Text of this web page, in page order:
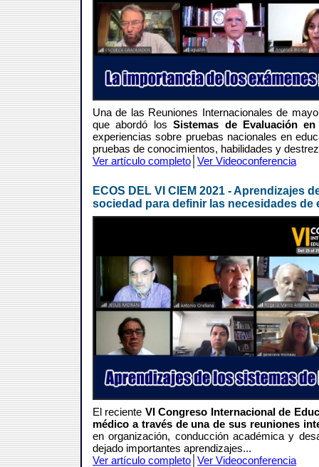
Una de las Reuniones Internacionales de
que abordó losSistemas de Evaluación
experiencias sobre pruebas nacionales en
pruebas de conocimientos, habilidades y
Ver artículo completo Ver Videoconferencia
ECOS DEL VI CIEM 2021 - Aprendizajes
sociedad para definir las necesidades de
El reciente VI Congreso Internacional de
médico a través de una de sus reuniones
en organización, conducción académica y
dejado importantes aprendizajes...
Ver artículo completo Ver Videoconferencia